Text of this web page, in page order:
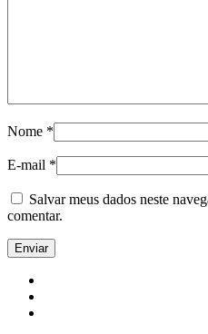
Nome *
E-mail *
Salvar meus dados neste
comentar.